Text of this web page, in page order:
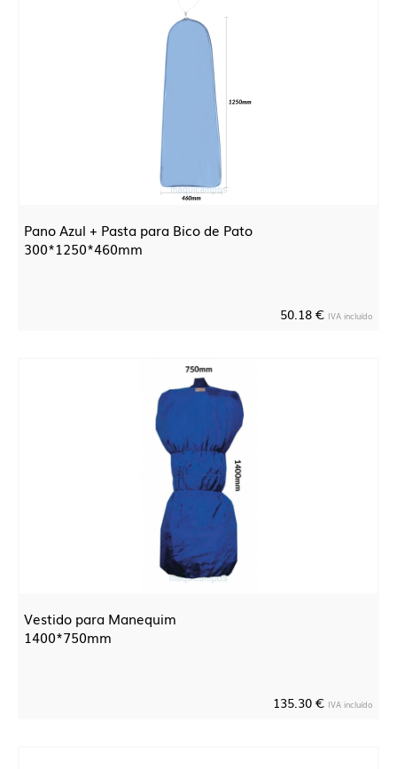
Pano Azul + Pasta para Bico de Pato
300*1250*460mm
50.18 € IVA incluído
Vestido para Manequim
1400*750mm
135.30 € IVA incluído